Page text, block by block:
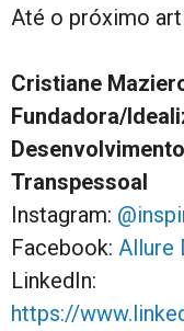
Até o próximo
Cristiane
Fundadora/
Transpessoal
Instagram:
Facebook: Allure
LinkedIn:
https://